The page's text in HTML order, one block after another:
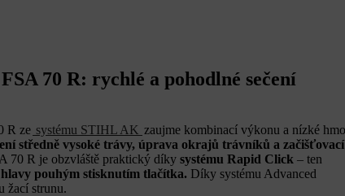
70 R: rychlé a pohodlné sečení
R ze systému STIHL AK zaujme kombinací výkonu a nízké
středně vysoké trávy, úprava okrajů trávníků a začišťovací
70 R je obzvláště praktický díky systému Rapid Click – ten
pouhým stisknutím tlačítka. Díky systému Advanced
žací strunu.